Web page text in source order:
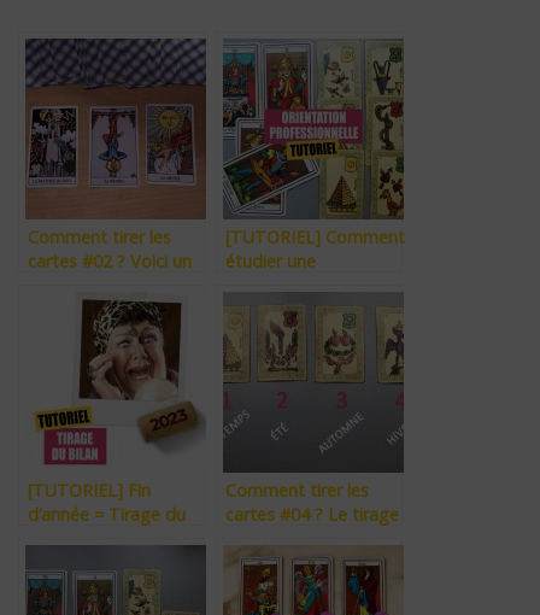
Comment tirer les
cartes #02 ? Voici un
DEMANDER CONSEIL !
[TUTORIEL] Comment
étudier une
professionnelle avec
quelques cartes ?
(Tarot, Oracles…)
[TUTORIEL] Fin
d’année = Tirage du
Comment tirer les
cartes #04 ? Le tirage